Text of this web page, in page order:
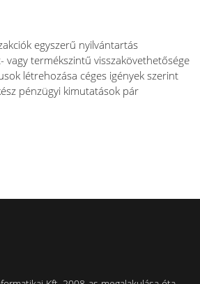
egyszerű nyilvántartás
vagy termékszintű visszakövethetősége
létrehozása céges igények szerint
pénzügyi kimutatások pár